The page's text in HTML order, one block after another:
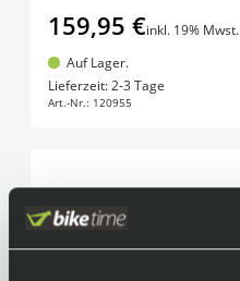
159,95 €inkl. 19% Mwst.
Auf Lager.
Lieferzeit: 2-3 Tage
Art.-Nr.: 120955